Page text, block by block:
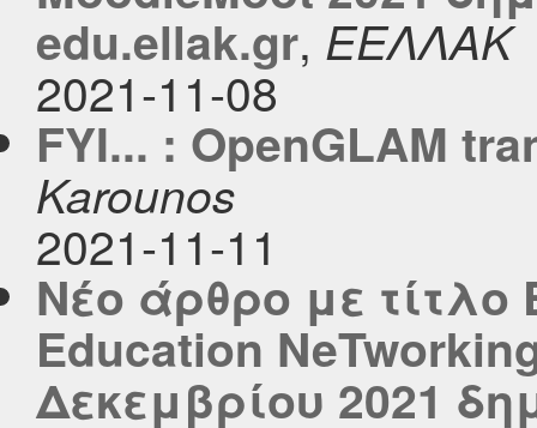
edu.ellak.gr, ΕΕΛΛΑΚ
2021-11-08
FYI... : OpenGLAM
Karounos
2021-11-11
Νέο άρθρο με τίτλο
Education
Δεκεμβρίου 2021